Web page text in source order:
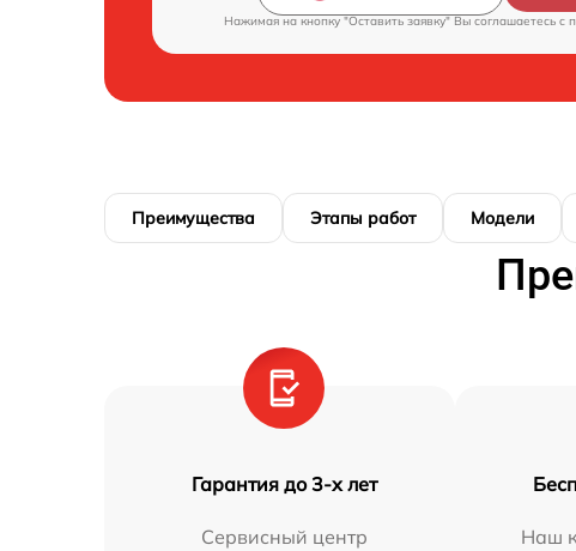
Нажимая на кнопку "Оставить заявку" Вы соглашаетесь c
Преимущества Этапы работ Модели
Гарантия до 3-х лет
Сервисный центр
Наш